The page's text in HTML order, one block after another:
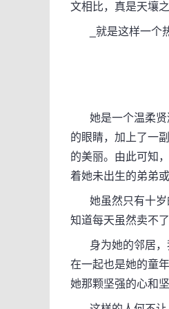
文相比，真是天壤
_就是这样一个热
她是一个温柔贤
的眼睛，加上了一
的美丽。由此可知
着她未出生的弟弟
她虽然只有十岁
知道每天虽然卖不
身为她的邻居，
在一起也是她的童
她那颗坚强的心和